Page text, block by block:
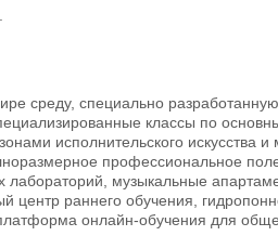
среду, специально разработанную
классы по
исполнительского искусства и
профессиональное
лабораторий, музыкальные
центр раннего обучения,
онлайн-обучения для